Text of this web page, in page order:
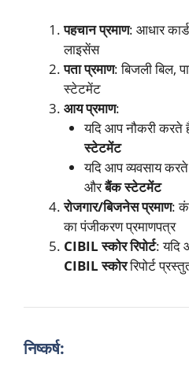
पहचान प्रमाण: आधार
लाइसेंस
पता प्रमाण: बिजली बिल,
स्टेटमेंट
आय प्रमाण:
यदि आप नौकरी करते
स्टेटमेंट
यदि आप व्यवसाय
औरबैंक स्टेटमेंट
रोजगार/बिजनेस प्रमाण:
का पंजीकरण प्रमाणपत्र
CIBIL स्कोर रिपोर्ट: यदि
CIBIL स्कोररिपोर्ट
निष्कर्ष: